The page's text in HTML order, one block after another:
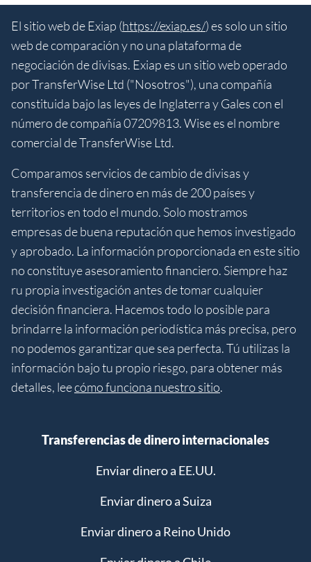
El sitio web de Exiap (https://exiap.es/) es solo un sitio
web de comparación y no una plataforma de
negociación de divisas. Exiap es un sitio web operado
por TransferWise Ltd ("Nosotros"), una compañía
constituida bajo las leyes de Inglaterra y Gales con el
número de compañía 07209813. Wise es el nombre
comercial de TransferWise Ltd.
Comparamos servicios de cambio de divisas y
transferencia de dinero en más de 200 países y
territorios en todo el mundo. Solo mostramos
empresas de buena reputación que hemos investigado
y aprobado. La información proporcionada en este sitio
no constituye asesoramiento financiero. Siempre haz
ru propia investigación antes de tomar cualquier
decisión financiera. Hacemos todo lo posible para
brindarre la información periodística más precisa, pero
no podemos garantizar que sea perfecta. Tú utilizas la
información bajo tu propio riesgo, para obtener más
detalles, leecómo funciona nuestro sitio.
Transferencias de dinero internacionales
Enviar dinero a EE.UU.
Enviar dinero a Suiza
Enviar dinero a Reino Unido